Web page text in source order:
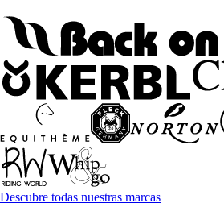
Descubre todas nuestras marcas